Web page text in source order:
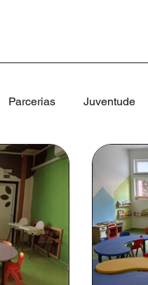
Parcerias Juventude
YMCA